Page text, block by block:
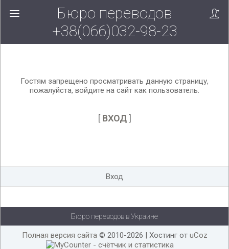
Вверх!
Бюро переводов
+38(066)032-98-23
Гостям запрещено просматривать данную страницу,
пожалуйста, войдите на сайт как пользователь.
[ ВХОД]
Вход
Бюро переводов в Украине
Полная версия сайта© 2010-2026 | Хостинг от uCoz